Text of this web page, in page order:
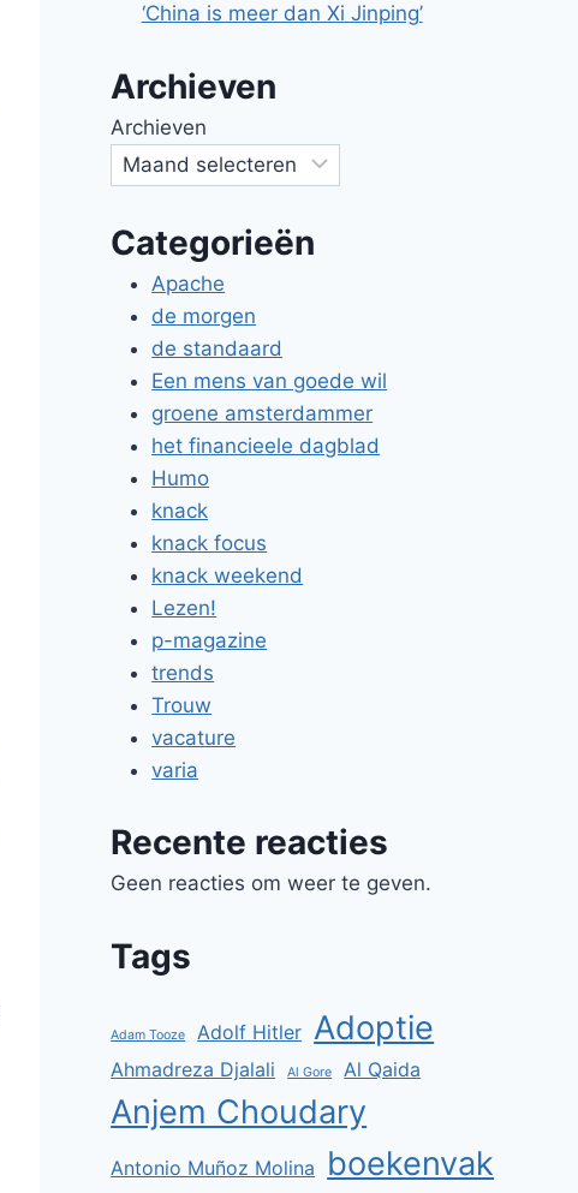
‘China is meer dan Xi Jinping’
Archieven
Archieven
Categorieën
Apache
de morgen
de standaard
Een mens van goede wil
groene amsterdammer
het financieele dagblad
Humo
knack
knack focus
knack weekend
Lezen!
p-magazine
trends
Trouw
vacature
varia
Recente reacties
Geen reacties om weer te geven.
Tags
Adam Tooze Adolf Hitler Adoptie
Ahmadreza Djalali Al Gore Al Qaida
Anjem Choudary
Antonio Muñoz Molina boekenvak